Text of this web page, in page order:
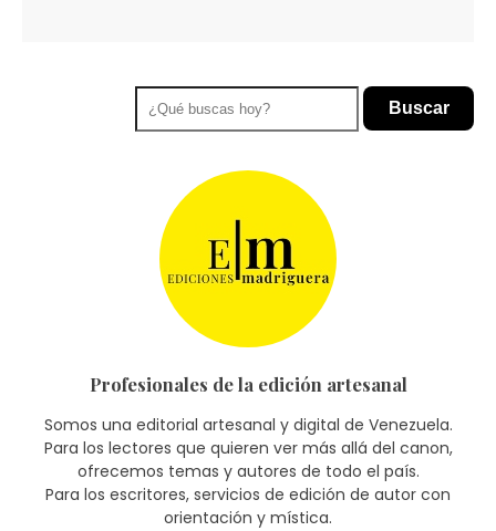
Buscar
Profesionales de la edición artesanal
Somos una editorial artesanal y digital de Venezuela.
Para los lectores que quieren ver más allá del canon,
ofrecemos temas y autores de todo el país.
Para los escritores, servicios de edición de autor con
orientación y mística.